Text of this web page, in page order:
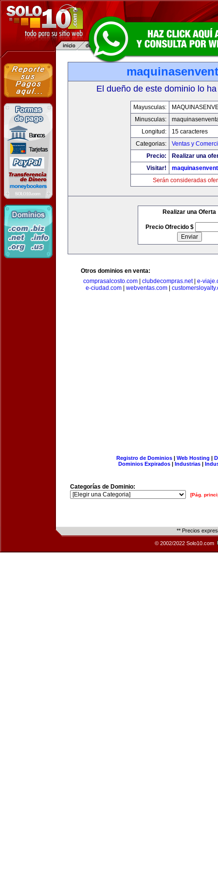
El dueño de este dominio lo
Mayusculas:
Minusculas:
Longitud:
15 caracteres
Categorias:
Ventas y
Precio:
Realizar una
Visitar!
Serán consideradas
Realizar una Oferta
Precio Ofrecido $
Otros dominios en venta:
comprasalcosto.com
clubdecompras.net| e-
e-ciudad.com| webventas.com|
Registro de Dominios| Web Hosting |
Dominios Expirados | Industrias |
Categorías de Dominio:
[Pág.
** Precios
© 2002/2022 Solo10.com